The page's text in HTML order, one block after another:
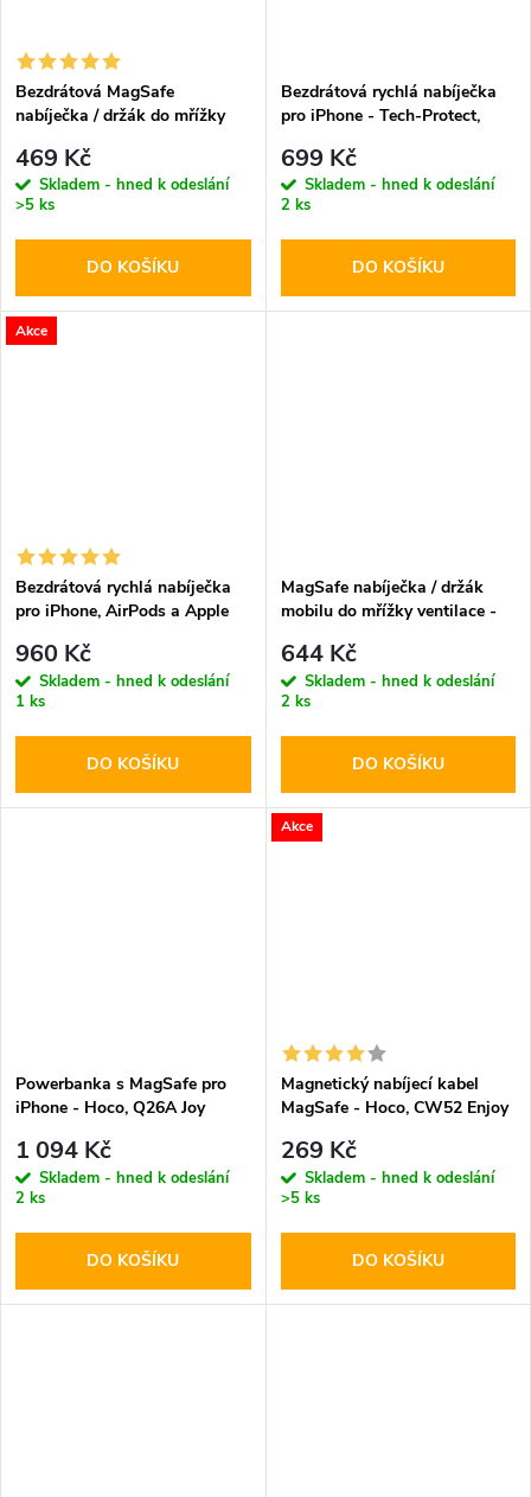
Bezdrátová MagSafe
nabíječka / držák do mřížky
Ultrafast
469 Kč
Skladem - hned k odeslání
>5 ks
DO KOŠÍKU
Bezdrátová rychlá nabíječka
pro iPhone - Tech-Protect,
Wireless Charger Black
699 Kč
Skladem - hned k odeslání
2 ks
DO KOŠÍKU
Akce
Bezdrátová rychlá nabíječka
pro iPhone, AirPods a Apple
MagSafe Wireless Charger
Black
960 Kč
Skladem - hned k odeslání
1 ks
DO KOŠÍKU
MagSafe nabíječka / držák
mobilu do mřížky ventilace -
644 Kč
Skladem - hned k odeslání
2 ks
DO KOŠÍKU
Powerbanka s MagSafe pro
iPhone - Hoco, Q26A Joy
Gray
1 094 Kč
Skladem - hned k odeslání
2 ks
DO KOŠÍKU
Akce
Magnetický nabíjecí kabel
MagSafe - Hoco, CW52 Enjoy
269 Kč
Skladem - hned k odeslání
>5 ks
DO KOŠÍKU